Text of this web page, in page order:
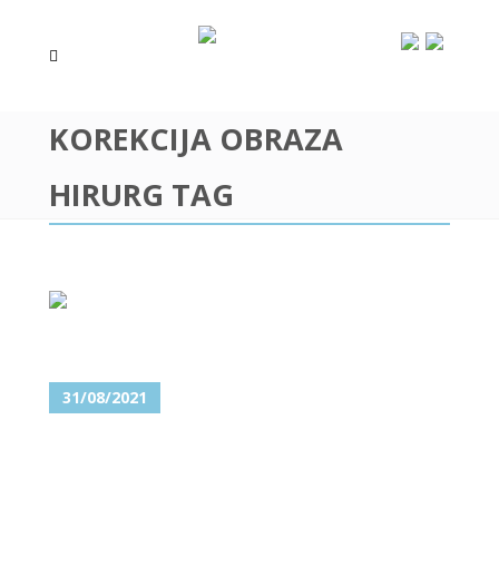
KOREKCIJA OBRAZA
HIRURG TAG
31/08/2021